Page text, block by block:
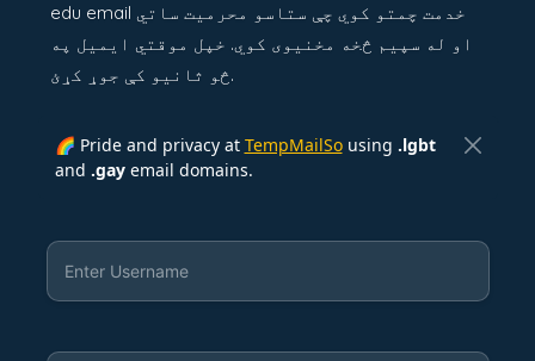
edu email خدمت چمتو کوي چې ستاسو محرمیت ساتي
او له سپیم څخه مخنیوی کوي. خپل موقتي ایمیل په
څو ثانیو کې جوړ کړئ.
🌈 Pride and privacy at TempMailSousing .lgbt
and .gayemail domains.